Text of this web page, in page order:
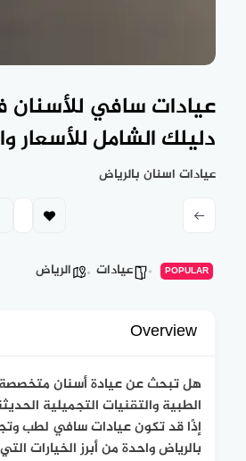
عيادات سافي للأسنان
دليلك الشامل للأسعار
عيادات اسنان بالرياض
POPULAR عيادات الرياض
Overview
هل تبحث عن عيادة أسنان متخصصة
الطبية والتقنيات التجميلية
إذًا قد تكون عيادات سافي لطب
بالرياض واحدة من أبرز الخيارات